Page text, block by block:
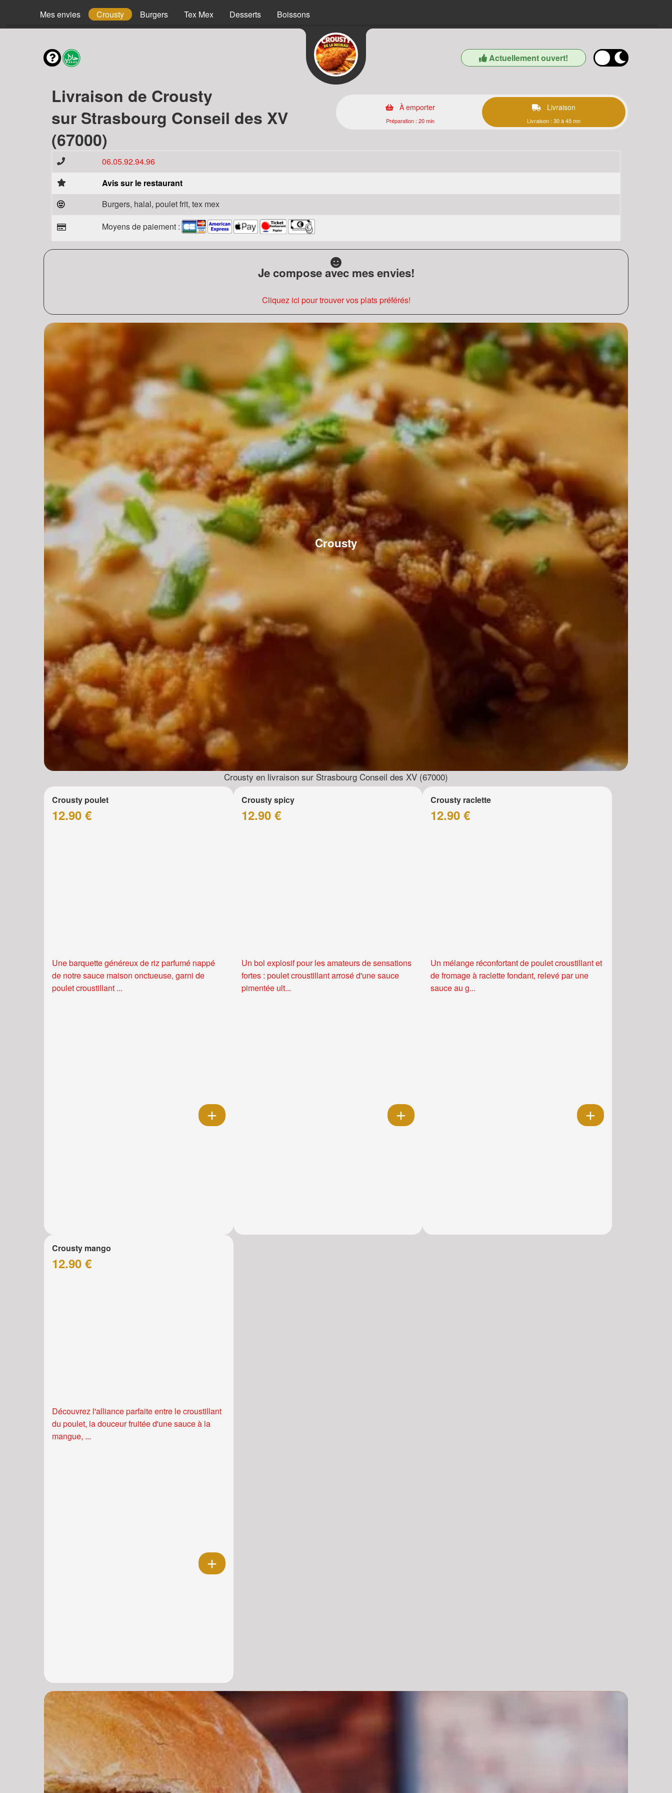
Mes envies Crousty Burgers Tex Mex Desserts Boissons
Actuellement ouvert!
Livraison de Crousty
sur Strasbourg Conseil des XV
(67000)
À emporter
Préparation : 20 min
Livraison
Livraison : 30 à 45 mn
06.05.92.94.96
Avis sur le restaurant
Burgers, halal, poulet frit, tex mex
Moyens de paiement :
Je compose avec mes envies!
Cliquez ici pour trouver vos plats préférés!
Crousty
Crousty en livraison sur Strasbourg Conseil des XV (67000)
Crousty poulet
12.90 €
Une barquette généreux de riz parfumé nappé
de notre sauce maison onctueuse, garni de
poulet croustillant ...
Crousty spicy
12.90 €
Un bol explosif pour les amateurs de sensations
fortes : poulet croustillant arrosé d'une sauce
pimentée ult...
Crousty raclette
12.90 €
Un mélange réconfortant de poulet croustillant et
de fromage à raclette fondant, relevé par une
sauce au g...
Crousty mango
12.90 €
Découvrez l'alliance parfaite entre le croustillant
du poulet, la douceur fruitée d'une sauce à la
mangue, ...